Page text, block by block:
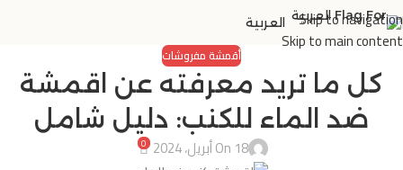
Skip to navigation
Skip to main content
العربية
أقمشة مفروشات
كل ما تريد معرفته عن اقمشة
ضد الماء للكنب: دليل شامل
On 18 أبريل، 2024 0